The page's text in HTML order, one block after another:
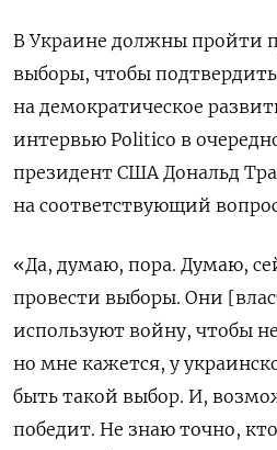
В Украине должны пройти
выборы, чтобы
на демократическое
интервью Politico в
президент США Дональд
на соответствующий
«Да, думаю, пора. Думаю,
провести выборы. Они
используют войну, чтобы
но мне кажется, у
быть такой выбор. И,
победит. Не знаю точно,